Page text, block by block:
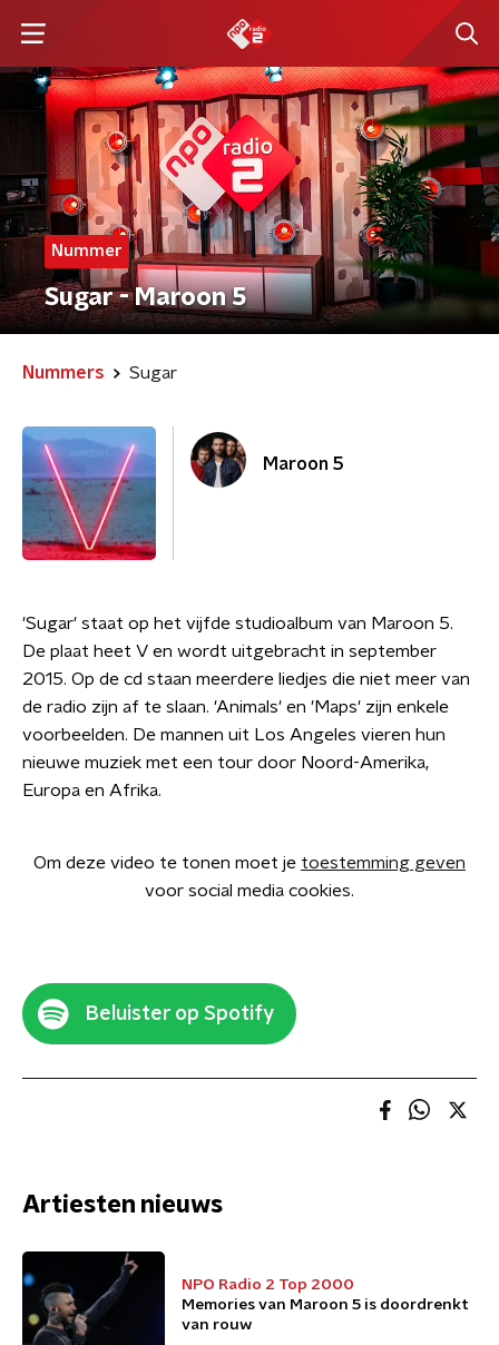
Nummer
Sugar - Maroon 5
Nummers Sugar
Maroon 5
'Sugar' staat op het vijfde studioalbum van Maroon 5.
De plaat heet V en wordt uitgebracht in september
2015. Op de cd staan meerdere liedjes die niet meer van
de radio zijn af te slaan. 'Animals' en 'Maps' zijn enkele
voorbeelden. De mannen uit Los Angeles vieren hun
nieuwe muziek met een tour door Noord-Amerika,
Europa en Afrika.
Om deze video te tonen moet je toestemming geven
voor social media cookies.
Beluister op Spotify
Artiesten nieuws
NPO Radio 2 Top 2000
Memories van Maroon 5 is doordrenkt
van rouw